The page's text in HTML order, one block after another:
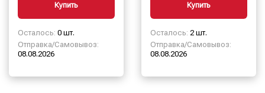
Купить
Осталось: 0 шт.
Отправка/Самовывоз:
08.08.2026
Купить
Осталось: 2 шт.
Отправка/Самовывоз:
08.08.2026